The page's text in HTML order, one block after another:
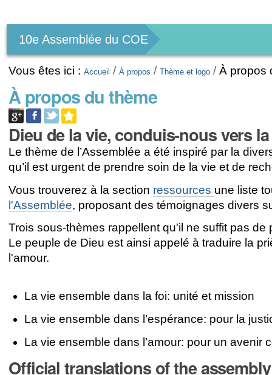
personnels
10e Assemblée du COE
Vous êtes ici : Accueil /À propos /Thème et logo /À propos
À propos du thème
Dieu de la vie, conduis-nous vers
Le thème de l’Assemblée a été inspiré par la
qu’il est urgent de prendre soin de la vie et de
Vous trouverez à la section ressources une liste
l'Assemblée, proposant des témoignages divers
Trois sous-thèmes rappellent qu'il ne suffit pas
Le peuple de Dieu est ainsi appelé à traduire la
l'amour.
La vie ensemble dans la foi: unité et mission
La vie ensemble dans l’espérance: pour la
La vie ensemble dans l’amour: pour un avenir
Official translations of the